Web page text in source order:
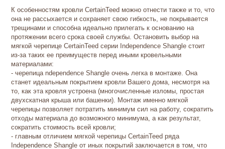
К особенностям кровли CertainTeed можно отнести также и то, что
она не рассыхается и сохраняет свою гибкость, не покрывается
трещинами и способна идеально прилегать к основанию на
протяжении всего срока своей службы. Остановить выбор на
мягкой черепице CertainTeed серии Independence Shangle стоит
из-за таких ее преимуществ перед иными кровельными
материалами:
- черепица ndependence Shangle очень легка в монтаже. Она
станет идеальным покрытием кровли Вашего дома, несмотря на
то, как эта кровля устроена (многочисленные изломы, простая
двухскатная крыша или башенки). Монтаж именно мягкой
черепицы позволяет потратить минимум сил на работу, сократить
отходы материала до возможного минимума, а как результат,
сократить стоимость всей кровли;
- главным отличием мягкой черепицы CertainTeed ряда
Independence Shangle от иных покрытий заключается в том, что